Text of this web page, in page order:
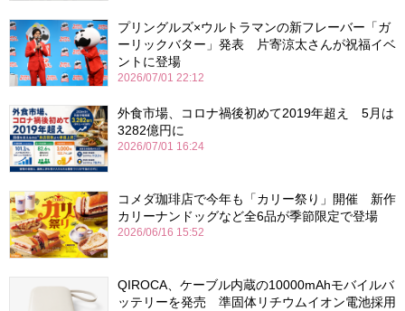
プリングルズ×ウルトラマンの新フレーバー「ガ
ーリックバター」発表 片寄涼太さんが祝福イベ
ントに登場
2026/07/01 22:12
外食市場、コロナ禍後初めて2019年超え 5月は
3282億円に
2026/07/01 16:24
コメダ珈琲店で今年も「カリー祭り」開催 新作
カリーナンドッグなど全6品が季節限定で登場
2026/06/16 15:52
QIROCA、ケーブル内蔵の10000mAhモバイルバ
ッテリーを発売 準固体リチウムイオン電池採用